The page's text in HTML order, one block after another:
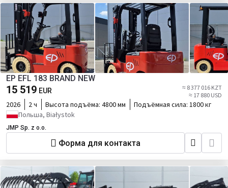
EP EFL 183 BRAND NEW
15 519 EUR
≈ 8 377 016 KZT
≈ 17 880 USD
2026 2 ч Высота подъёма: 4800 мм Подъёмная сила: 1800 кг
Польша, Białystok
JMP Sp. z o.o.
Форма для контакта